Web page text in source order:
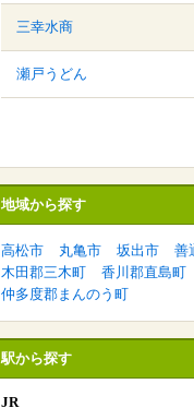
三幸水商
瀬戸うどん
地域から探す
高松市 丸亀市 坂出市 善
木田郡三木町
香川郡直島町
仲多度郡まんのう町
駅から探す
JR